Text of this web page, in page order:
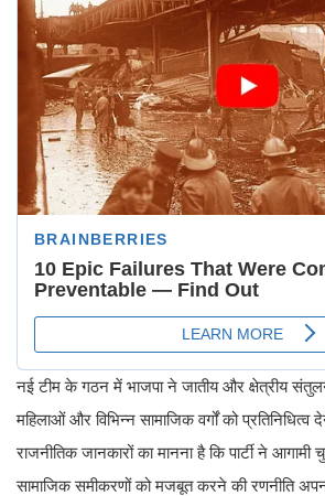
नई टीम के गठन में भाजपा ने जातीय और क्षेत्रीय
महिलाओं और विभिन्न सामाजिक वर्गों को प्रतिनिधित्व
राजनीतिक जानकारों का मानना है कि पार्टी ने आगामी
सामाजिक समीकरणों को मजबूत करने की रणनीति